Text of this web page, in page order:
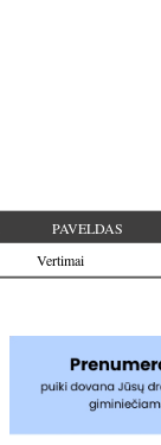
PAVELDAS
Vertimai